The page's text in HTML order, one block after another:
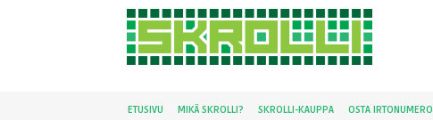
ETUSIVU MIKÄ SKROLLI? SKROLLI-KAUPPA OSTA IRTONUMERO